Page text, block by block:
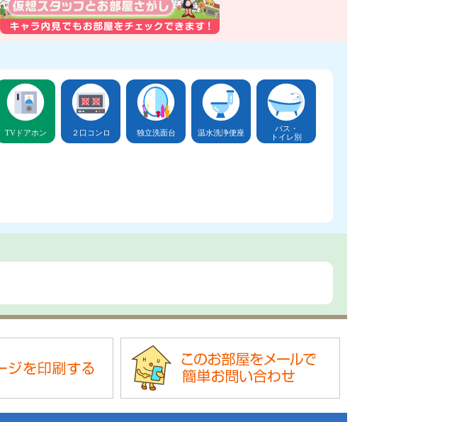
TVドアホン ２口コンロ 独立洗面台 温水洗浄便座
バス・
トイレ別